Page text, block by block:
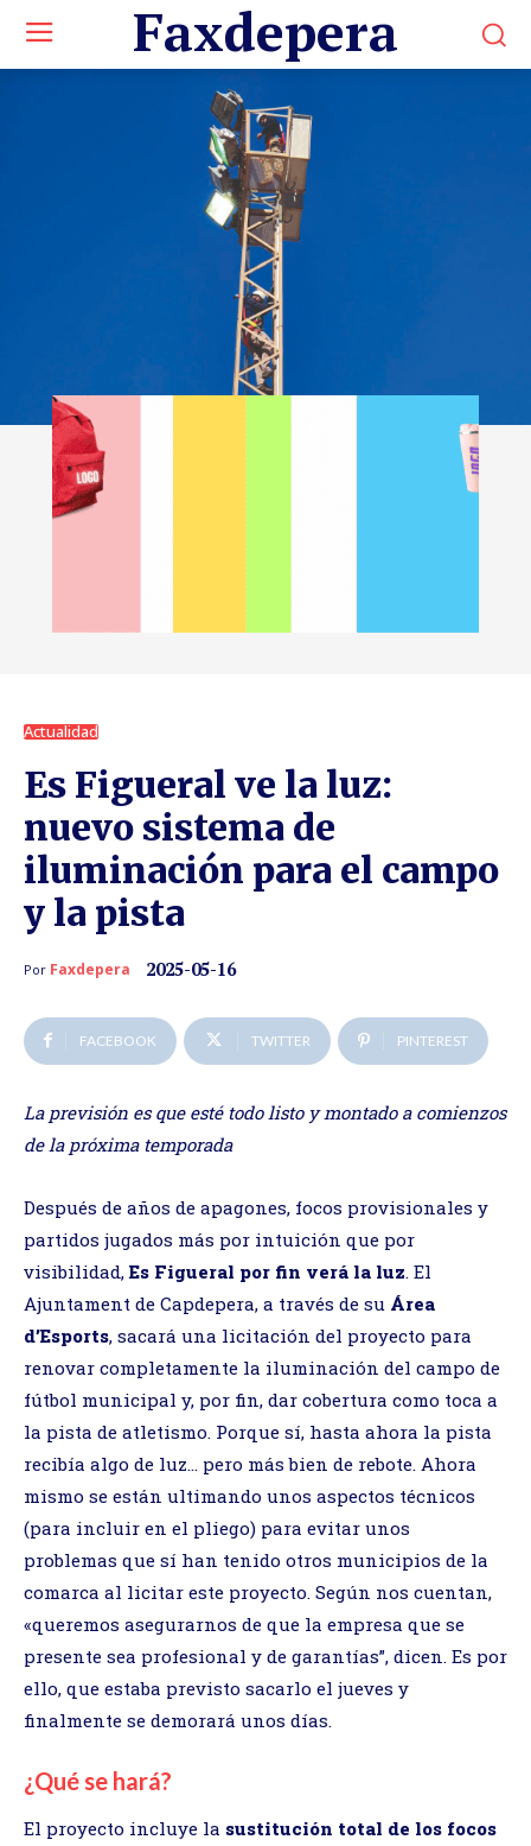
Faxdepera
Actualidad
Es Figueral ve la luz:
nuevo sistema de
iluminación para el campo
y la pista
Por Faxdepera 2025-05-16
FACEBOOK TWITTER PINTEREST
La previsión es que esté todo listo y montado a comienzos
de la próxima temporada
Después de años de apagones, focos provisionales y
partidos jugados más por intuición que por
visibilidad,Es Figueral por fin verá la luz. El
Ajuntament de Capdepera, a través de su Área
d’Esports, sacará una licitación del proyecto para
renovar completamente la iluminación del campo de
fútbol municipal y, por fin, dar cobertura como toca a
la pista de atletismo. Porque sí, hasta ahora la pista
recibía algo de luz… pero más bien de rebote. Ahora
mismo se están ultimando unos aspectos técnicos
(para incluir en el pliego) para evitar unos
problemas que sí han tenido otros municipios de la
comarca al licitar este proyecto. Según nos cuentan,
«queremos asegurarnos de que la empresa que se
presente sea profesional y de garantías”, dicen. Es por
ello, que estaba previsto sacarlo el jueves y
finalmente se demorará unos días.
¿Qué se hará?
El proyecto incluye la sustitución total de los focos